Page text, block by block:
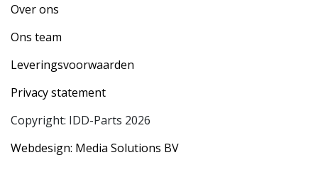
Over ons
Ons team
Leveringsvoorwaarden
Privacy statement
Copyright: IDD-Parts 2026
Webdesign: Media Solutions BV